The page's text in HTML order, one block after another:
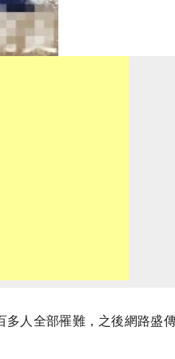
多人全部罹難，之後網路盛